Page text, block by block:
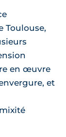
Toulouse,
en œuvre
et